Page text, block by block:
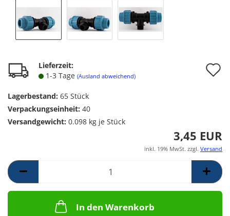
Lieferzeit:
1-3 Tage (Ausland abweichend)
Lagerbestand: 65 Stück
Verpackungseinheit: 40
Versandgewicht: 0.098 kg je Stück
3,45 EUR
inkl. 19% MwSt. zzgl. Versand
In den Warenkorb